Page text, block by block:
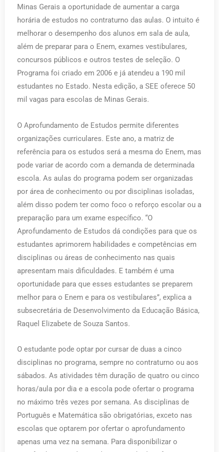
Minas Gerais a oportunidade de aumentar a carga
horária de estudos no contraturno das aulas. O intuito é
melhorar o desempenho dos alunos em sala de aula,
além de preparar para o Enem, exames vestibulares,
concursos públicos e outros testes de seleção. O
Programa foi criado em 2006 e já atendeu a 190 mil
estudantes no Estado. Nesta edição, a SEE oferece 50
mil vagas para escolas de Minas Gerais.
O Aprofundamento de Estudos permite diferentes
organizações curriculares. Este ano, a matriz de
referência para os estudos será a mesma do Enem, mas
pode variar de acordo com a demanda de determinada
escola. As aulas do programa podem ser organizadas
por área de conhecimento ou por disciplinas isoladas,
além disso podem ter como foco o reforço escolar ou a
preparação para um exame específico. “O
Aprofundamento de Estudos dá condições para que os
estudantes aprimorem habilidades e competências em
disciplinas ou áreas de conhecimento nas quais
apresentam mais dificuldades. E também é uma
oportunidade para que esses estudantes se preparem
melhor para o Enem e para os vestibulares”, explica a
subsecretária de Desenvolvimento da Educação Básica,
Raquel Elizabete de Souza Santos.
O estudante pode optar por cursar de duas a cinco
disciplinas no programa, sempre no contraturno ou aos
sábados. As atividades têm duração de quatro ou cinco
horas/aula por dia e a escola pode ofertar o programa
no máximo três vezes por semana. As disciplinas de
Português e Matemática são obrigatórias, exceto nas
escolas que optarem por ofertar o aprofundamento
apenas uma vez na semana. Para disponibilizar o